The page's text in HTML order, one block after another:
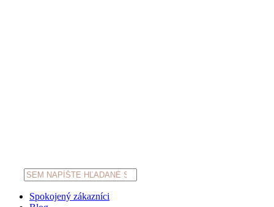
Products
search
Spokojený zákazníci